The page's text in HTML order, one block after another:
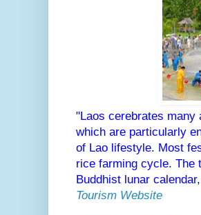
"Laos cerebrates
which are particularly
of Lao lifestyle. Most
rice farming cycle. The
Buddhist lunar
Tourism Website